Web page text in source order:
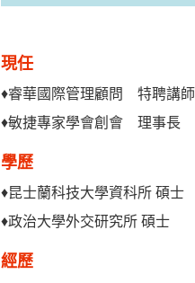
現任
♦睿華國際管理顧問 特聘講師
♦敏捷專家學會創會 理事長
學歷
♦昆士蘭科技大學資科所 碩士
♦政治大學外交研究所 碩士
經歷